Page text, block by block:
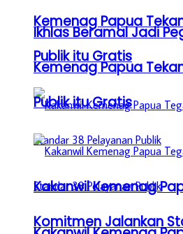
Kemenag Papua
Publik itu Gratis
Kakanwil Kemenag
Komitmen Jalankan
Ikhlas Beramal Jadi
Kemenag Papua
Publik itu Gratis